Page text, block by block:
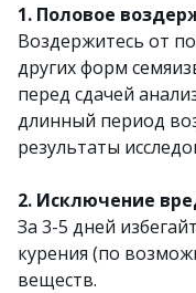
1. Половое
Воздержитесь от
других форм
перед сдачей
длинный период
результаты
2. Исключение
За 3-5 дней
курения (по
веществ.